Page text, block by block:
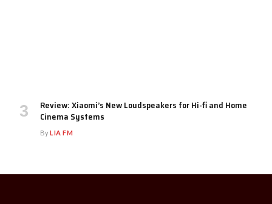
Review: Xiaomi’s New Loudspeakers for Hi-fi and Home
Cinema Systems
ByLIA FM